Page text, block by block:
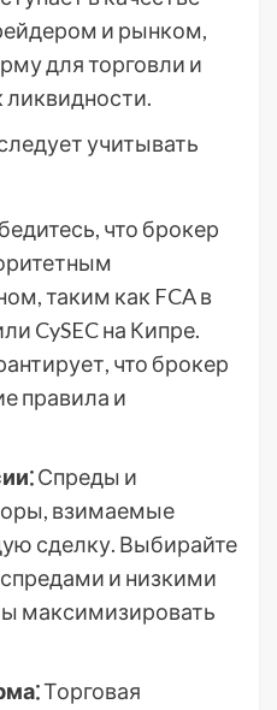
и рынком,
для торговли и
ликвидности.
учитывать
что брокер
таким как FCA в
CySEC на Кипре.
что брокер
правила и
Спреды и
взимаемые
сделку. Выбирайте
и низкими
максимизировать
Торговая